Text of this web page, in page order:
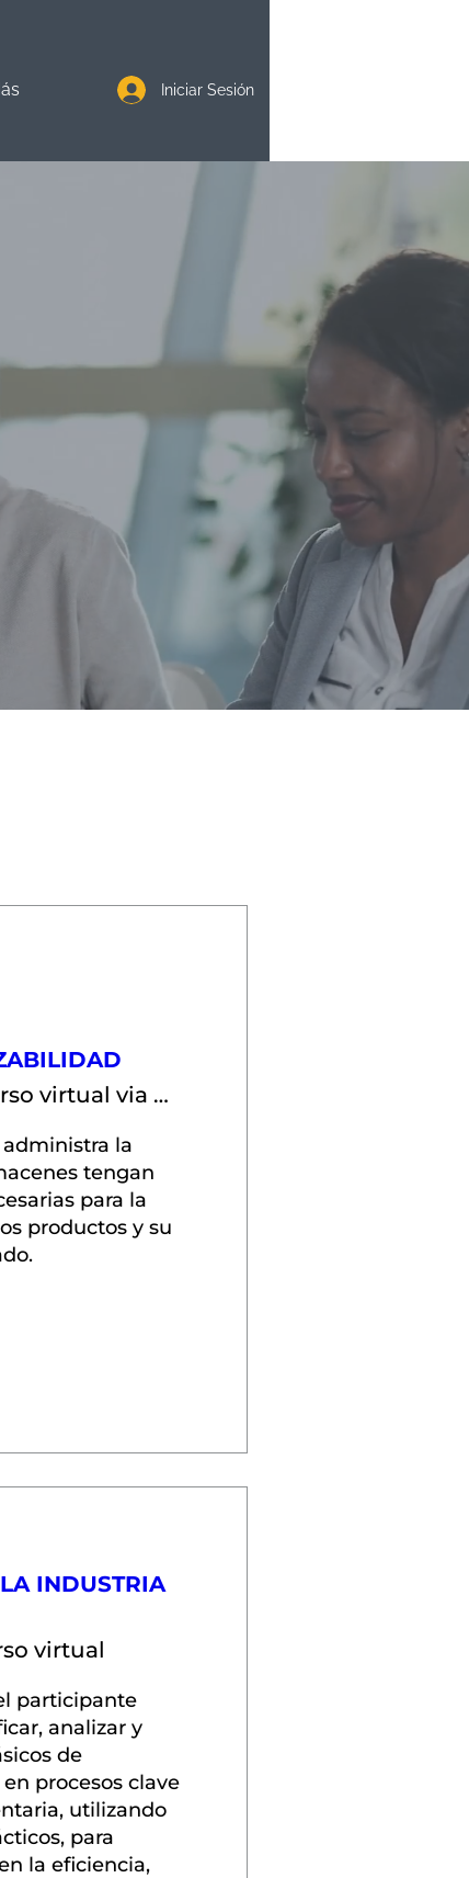
Iniciar Sesión
Curso virtual via ZOOM
la
tengan
para la
productos y su
INDUSTRIA
virtual
participante
analizar y
de
procesos clave
utilizando
para
la eficiencia,